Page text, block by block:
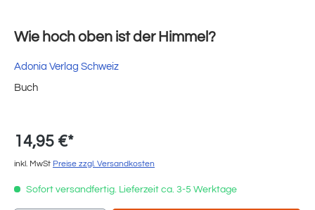
Wie hoch oben ist der Himmel?
Adonia Verlag Schweiz
Buch
14,95 €*
inkl. MwSt Preise zzgl. Versandkosten
Sofort versandfertig. Lieferzeit ca. 3-5 Werktage